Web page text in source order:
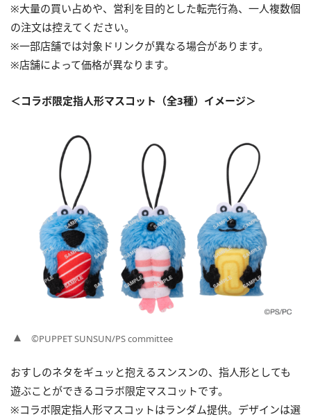
※大量の買い占めや、営利を目的とした転売行為、一人複数個
の注文は控えてください。
※一部店舗では対象ドリンクが異なる場合があります。
※店舗によって価格が異なります。
＜コラボ限定指人形マスコット（全3種）イメージ＞
©PUPPET SUNSUN/PS committee
おすしのネタをギュッと抱えるスンスンの、指人形としても
遊ぶことができるコラボ限定マスコットです。
※コラボ限定指人形マスコットはランダム提供。デザインは選